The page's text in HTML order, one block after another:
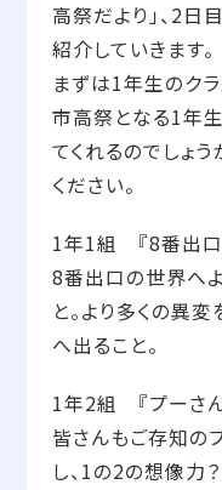
高祭だより」、2日
紹介していきます。
まずは1年生のク
市高祭となる1年
てくれるのでしょ
ください。
1年1組 『8番出口
8番出口の世界へ
と。より多くの異
へ出ること。
1年2組 『プーさん
皆さんもご存知の
し、1の2の想像力